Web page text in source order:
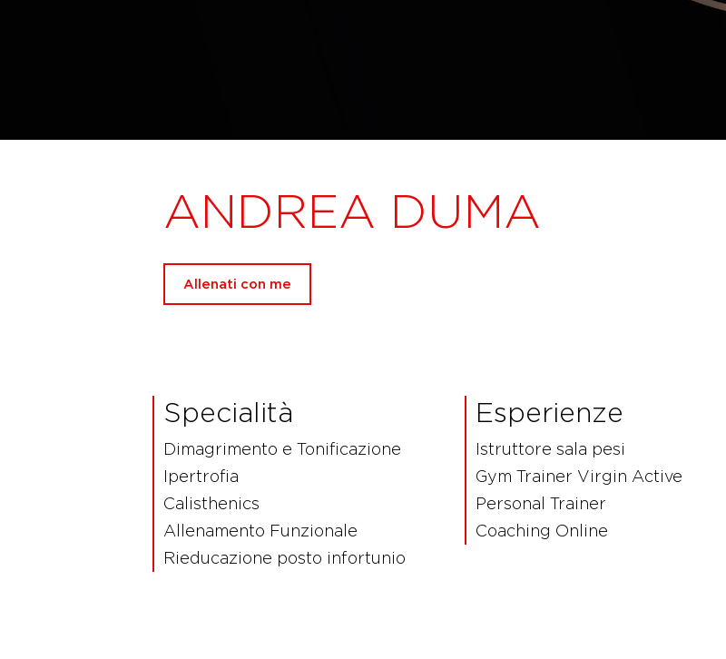
ANDREA DUMA
Allenati con me
Specialità
Dimagrimento e Tonificazione
Ipertrofia
Calisthenics
Allenamento Funzionale
Rieducazione posto infortunio
Esperienze
Istruttore sala pesi
Gym Trainer Virgin Active
Personal Trainer
Coaching Online